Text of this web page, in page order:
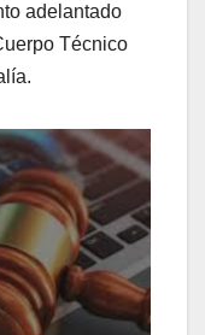
adelantado
Técnico